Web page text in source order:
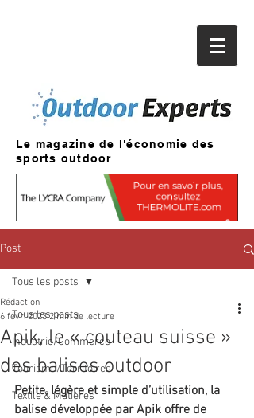
Le magazine de l'économie des
sports outdoor
Post
Tous les posts
Industrie/Commerce
Tourisme/Territoires
Textile & Matières
Tous les posts
Apik, le « couteau suisse »
des balises outdoor
Rédaction
6 févr. 2023 2 min de lecture
Petite, légère et simple d’utilisation, la
balise développée par Apik offre de